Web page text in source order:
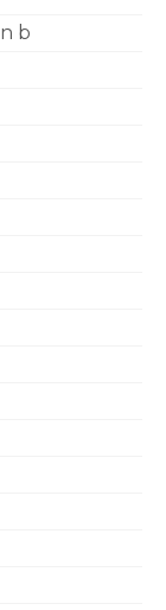
b